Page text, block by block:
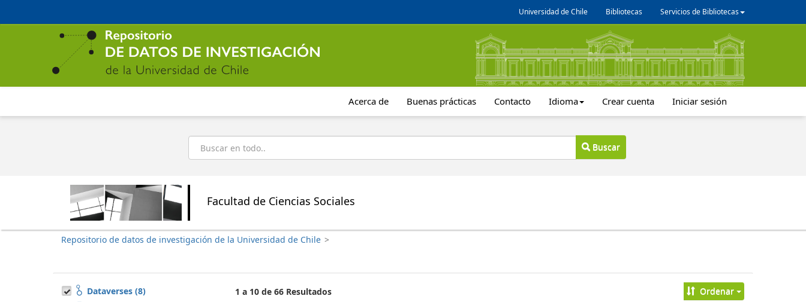
contenido
Universidad de Chile Bibliotecas Servicios de Bibliotecas
Acerca de Buenas prácticas Contacto Idioma Crear cuenta Iniciar sesión
Buscar
Buscar
Facultad de Ciencias Sociales
Repositorio de datos de investigación de la Universidad de Chile >
Dataverses (8)
1 a 10 de 66 Resultados Ordenar